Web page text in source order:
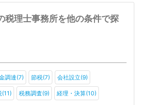
税理士事務所を他の条件で探
調達(7) 節税(7) 会社設立(9)
(11) 税務調査(9) 経理・決算(10)